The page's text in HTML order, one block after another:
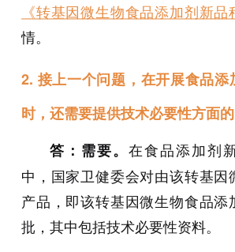
《转基因微生物食品添加剂新品
情。
2. 接上一个问题，在开展食品添
时，还需要提供技术必要性方面
答：需要。 在食品添加剂
中，国家卫健委会对由该转基因
产品，即该转基因微生物食品添
批，其中包括技术必要性资料。